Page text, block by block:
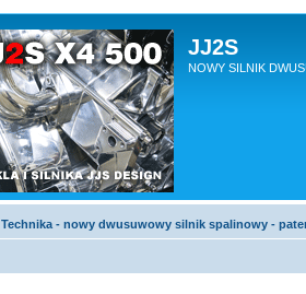
JJ2S
NOWY SILNIK
Technika - nowy dwusuwowy silnik spalinowy -